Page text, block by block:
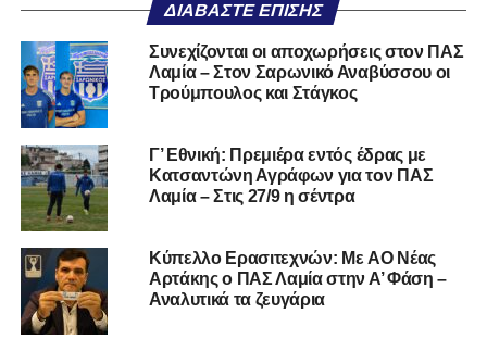
ΔΙΑΒΆΣΤΕ ΕΠΊΣΗΣ
Συνεχίζονται οι αποχωρήσεις στον ΠΑΣ
Λαμία – Στον Σαρωνικό Αναβύσσου οι
Τρούμπουλος και Στάγκος
Γ’ Εθνική: Πρεμιέρα εντός έδρας με
Κατσαντώνη Αγράφων για τον ΠΑΣ
Λαμία – Στις 27/9 η σέντρα
Kύπελλο Ερασιτεχνών: Με AO Nέας
Αρτάκης ο ΠΑΣ Λαμία στην Α’ Φάση –
Αναλυτικά τα ζευγάρια